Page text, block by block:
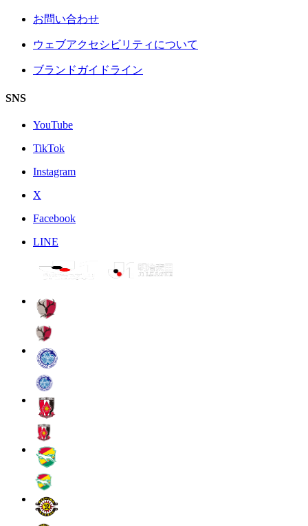
お問い合わせ
ウェブアクセシビリティについて
ブランドガイドライン
SNS
YouTube
TikTok
Instagram
X
Facebook
LINE